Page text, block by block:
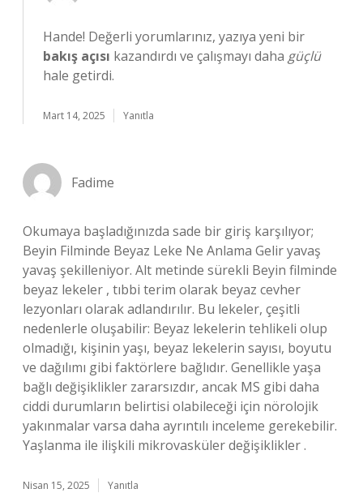
Hande! Değerli yorumlarınız, yazıya yeni bir
bakış açısı kazandırdı ve çalışmayı daha güçlü
hale getirdi.
Mart 14, 2025 Yanıtla
Fadime
Okumaya başladığınızda sade bir giriş karşılıyor;
Beyin Filminde Beyaz Leke Ne Anlama Gelir yavaş
yavaş şekilleniyor. Alt metinde sürekli Beyin filminde
beyaz lekeler , tıbbi terim olarak beyaz cevher
lezyonları olarak adlandırılır. Bu lekeler, çeşitli
nedenlerle oluşabilir: Beyaz lekelerin tehlikeli olup
olmadığı, kişinin yaşı, beyaz lekelerin sayısı, boyutu
ve dağılımı gibi faktörlere bağlıdır. Genellikle yaşa
bağlı değişiklikler zararsızdır, ancak MS gibi daha
ciddi durumların belirtisi olabileceği için nörolojik
yakınmalar varsa daha ayrıntılı inceleme gerekebilir.
Yaşlanma ile ilişkili mikrovasküler değişiklikler .
Nisan 15, 2025 Yanıtla